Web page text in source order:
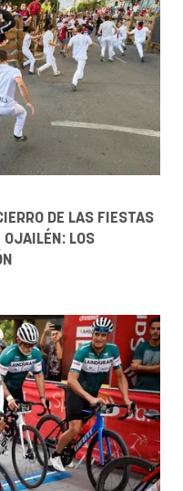
DE LAS FIESTAS
OJAILÉN: LOS